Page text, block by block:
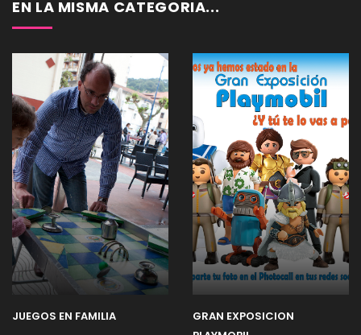
EN LA MISMA CATEGORIA...
JUEGOS EN FAMILIA
GRAN EXPOSICION